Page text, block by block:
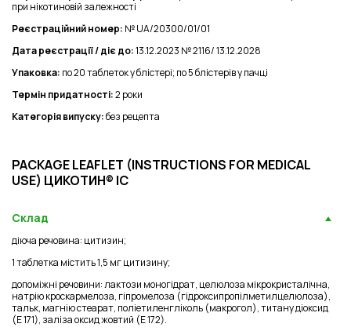
при нікотиновій залежності
Реєстраційний номер: № UA/20300/01/01
Дата реєстрації / діє до:13.12.2023 № 2116/ 13.12.2028
Упаковка: по 20 таблеток у блістері; по 5 блістерів у пачці
Термін придатності:2 роки
Категоріявипуску:без рецепта
PACKAGE LEAFLET (INSTRUCTIONS FOR MEDICAL
USE) ЦИКОТИН® ІС
Склад
діюча речовина: цитизин;
1 таблетка містить 1,5 мг цитизину;
допоміжні речовини: лактози моногідрат, целюлоза мікрокристалічна,
натрію кроскармелоза, гіпромелоза (гідроксипропілметилцелюлоза),
тальк, магнію стеарат, поліетиленгліколь (макрогол), титану діоксид
(Е 171), заліза оксид жовтий (Е 172).